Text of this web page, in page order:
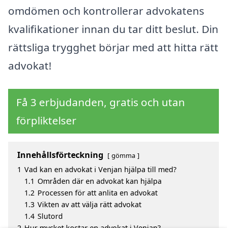
omdömen och kontrollerar advokatens
kvalifikationer innan du tar ditt beslut. Din
rättsliga trygghet börjar med att hitta rätt
advokat!
Få 3 erbjudanden, gratis och utan
förpliktelser
Innehållsförteckning gömma
1 Vad kan en advokat i Venjan hjälpa till med?
1.1 Områden där en advokat kan hjälpa
1.2 Processen för att anlita en advokat
1.3 Vikten av att välja rätt advokat
1.4 Slutord